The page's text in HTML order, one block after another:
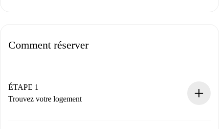
Comment réserver
ÉTAPE 1
Trouvez votre logement